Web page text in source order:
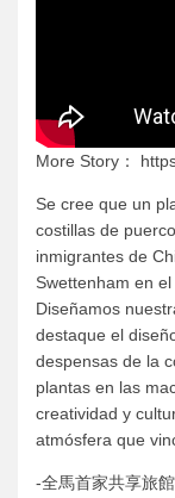
More Story：
Se cree que un
costillas de
inmigrantes de
Swettenham en
Diseñamos
destaque el
despensas de la
plantas en las
creatividad y
atmósfera que
-全馬首家共享旅